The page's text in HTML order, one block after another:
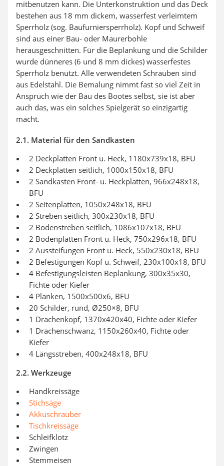
mitbenutzen kann. Die Unterkonstruktion und das Deck
bestehen aus 18 mm dickem, wasserfest verleimtem
Sperrholz (sog. Baufurniersperrholz). Kopf und Schweif
sind aus einer Bau- oder Maurerbohle
herausgeschnitten. Für die Beplankung und die Schilder
wurde dünneres (6 und 8 mm dickes) wasserfestes
Sperrholz benutzt. Alle verwendeten Schrauben sind
aus Edelstahl. Die Bemalung nimmt fast so viel Zeit in
Anspruch wie der Bau des Bootes selbst, sie ist aber
auch das, was ein solches Spielgerät so einzigartig
macht.
2.1. Material für den Sandkasten
2 Deckplatten Front u. Heck, 1180x739x18, BFU
2 Deckplatten seitlich, 1000x150x18, BFU
2 Sandkasten Front- u. Heckplatten, 966x248x18,
BFU
2 Seitenplatten, 1050x248x18, BFU
2 Streben seitlich, 300x230x18, BFU
2 Bodenstreben seitlich, 1086x107x18, BFU
2 Bodenplatten Front u. Heck, 750x296x18, BFU
2 Aussteifungen Front u. Heck, 550x230x18, BFU
2 Befestigungen Kopf u. Schweif, 230x100x18, BFU
4 Befestigungsleisten Beplankung, 300x35x30,
Fichte oder Kiefer
4 Planken, 1500x500x6, BFU
20 Schilder, rund, Ø250×8, BFU
1 Drachenkopf, 1370x420x40, Fichte oder Kiefer
1 Drachenschwanz, 1150x260x40, Fichte oder
Kiefer
4 Längsstreben, 400x248x18, BFU
2.2. Werkzeuge
Handkreissäge
Stichsäge
Akkuschrauber
Tischkreissäge
Schleifklotz
Zwingen
Stemmeisen